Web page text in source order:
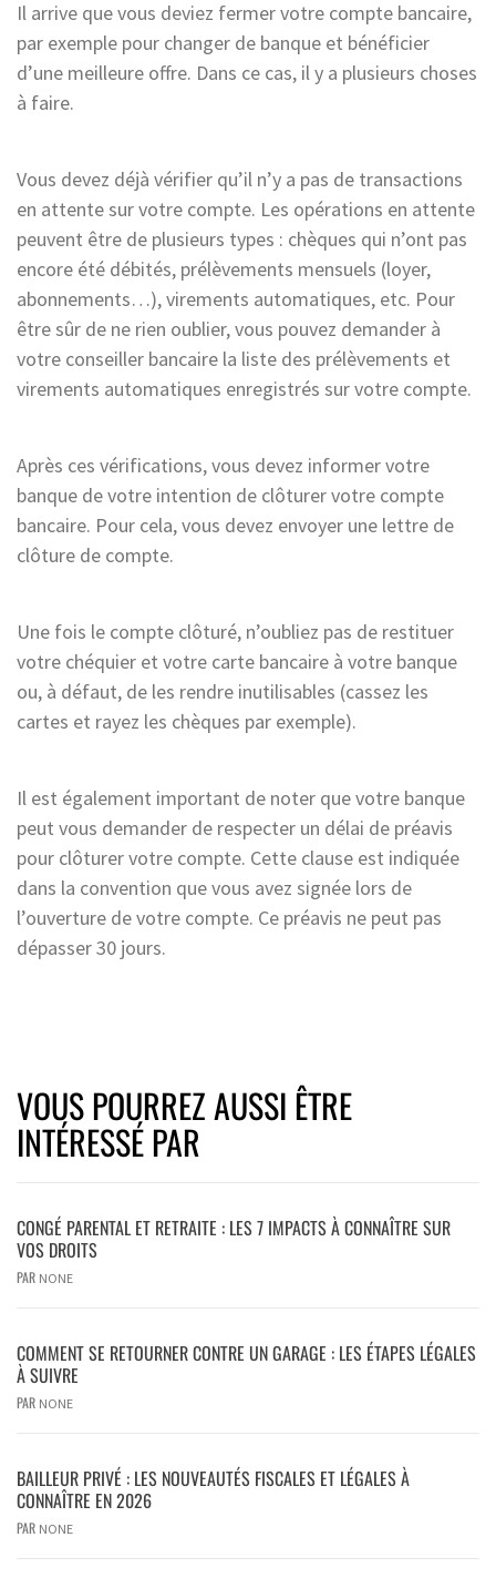
Il arrive que vous deviez fermer votre compte bancaire,
par exemple pour changer de banque et bénéficier
d’une meilleure offre. Dans ce cas, il y a plusieurs choses
à faire.
Vous devez déjà vérifier qu’il n’y a pas de transactions
en attente sur votre compte. Les opérations en attente
peuvent être de plusieurs types : chèques qui n’ont pas
encore été débités, prélèvements mensuels (loyer,
abonnements…), virements automatiques, etc. Pour
être sûr de ne rien oublier, vous pouvez demander à
votre conseiller bancaire la liste des prélèvements et
virements automatiques enregistrés sur votre compte.
Après ces vérifications, vous devez informer votre
banque de votre intention de clôturer votre compte
bancaire. Pour cela, vous devez envoyer une lettre de
clôture de compte.
Une fois le compte clôturé, n’oubliez pas de restituer
votre chéquier et votre carte bancaire à votre banque
ou, à défaut, de les rendre inutilisables (cassez les
cartes et rayez les chèques par exemple).
Il est également important de noter que votre banque
peut vous demander de respecter un délai de préavis
pour clôturer votre compte. Cette clause est indiquée
dans la convention que vous avez signée lors de
l’ouverture de votre compte. Ce préavis ne peut pas
dépasser 30 jours.
VOUS POURREZ AUSSI ÊTRE
INTÉRESSÉ PAR
CONGÉ PARENTAL ET RETRAITE : LES 7 IMPACTS À CONNAÎTRE SUR
VOS DROITS
PAR NONE
COMMENT SE RETOURNER CONTRE UN GARAGE : LES ÉTAPES LÉGALES
À SUIVRE
PAR NONE
BAILLEUR PRIVÉ : LES NOUVEAUTÉS FISCALES ET LÉGALES À
CONNAÎTRE EN 2026
PAR NONE